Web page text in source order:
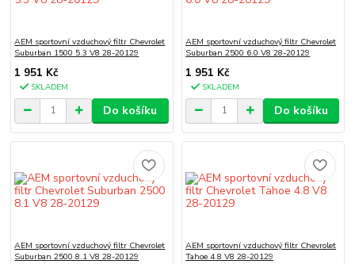
AEM sportovní vzduchový filtr Chevrolet
Suburban 1500 5.3 V8 28-20129
1 951 Kč
SKLADEM
Do košíku
AEM sportovní vzduchový filtr Chevrolet
Suburban 2500 6.0 V8 28-20129
1 951 Kč
SKLADEM
Do košíku
AEM sportovní vzduchový filtr Chevrolet
Suburban 2500 8.1 V8 28-20129
AEM sportovní vzduchový filtr Chevrolet
Tahoe 4.8 V8 28-20129